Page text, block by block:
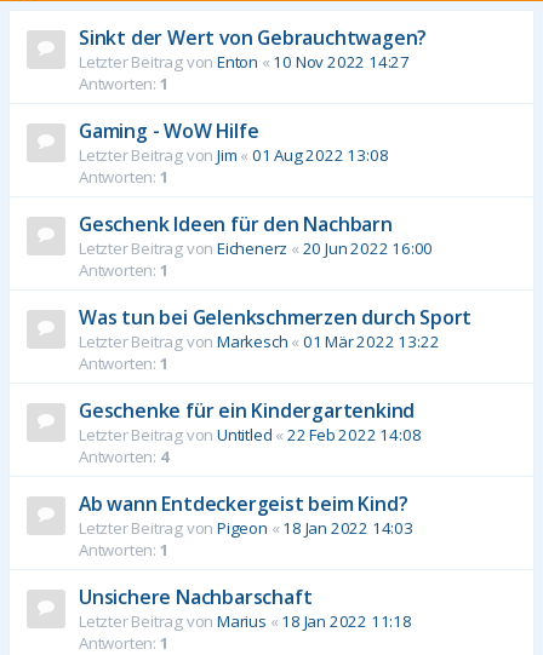
Sinkt der Wert von Gebrauchtwagen?
Letzter Beitrag von Enton « 10 Nov 2022 14:27
Antworten: 1
Gaming - WoW Hilfe
Letzter Beitrag von Jim « 01 Aug 2022 13:08
Antworten: 1
Geschenk Ideen für den Nachbarn
Letzter Beitrag von Eichenerz « 20 Jun 2022 16:00
Antworten: 1
Was tun bei Gelenkschmerzen durch Sport
Letzter Beitrag von Markesch « 01 Mär 2022 13:22
Antworten: 1
Geschenke für ein Kindergartenkind
Letzter Beitrag von Untitled « 22 Feb 2022 14:08
Antworten: 4
Ab wann Entdeckergeist beim Kind?
Letzter Beitrag von Pigeon « 18 Jan 2022 14:03
Antworten: 1
Unsichere Nachbarschaft
Letzter Beitrag von Marius « 18 Jan 2022 11:18
Antworten: 1